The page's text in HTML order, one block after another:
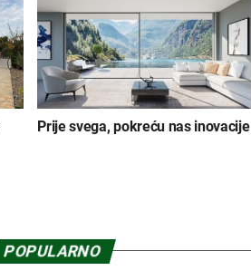
Prije svega, pokreću nas inovacije
POPULARNO